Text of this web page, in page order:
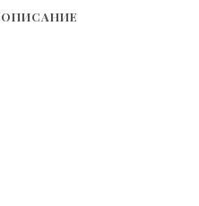
ОПИСАНИЕ